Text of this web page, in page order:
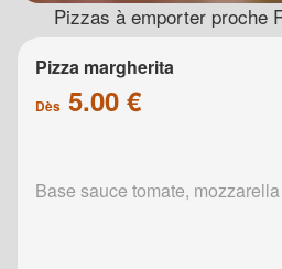
Pizzas à emporter proche
Pizza margherita
Dès 5.00 €
Base sauce tomate, mozzarella